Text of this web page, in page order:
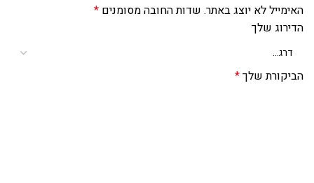
האימייל לא יוצג באתר. שדות החובה מסומנים *
הדירוג שלך
הביקורת שלך*